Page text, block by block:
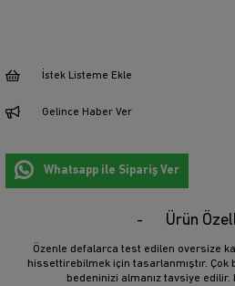
İstek Listeme Ekle
Gelince Haber Ver
Whatsapp ile Sipariş Ver
Ürün
Özenle defalarca test edilen oversize
hissettirebilmek için tasarlanmıştır. Çok
bedeninizi almanız tavsiye edilir.